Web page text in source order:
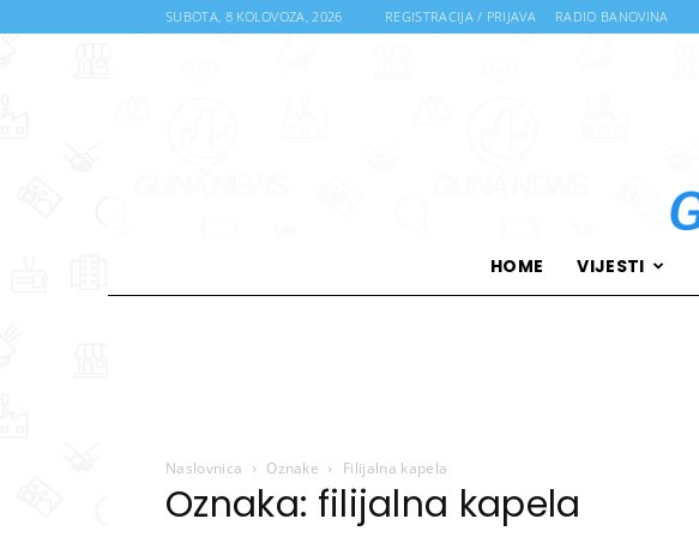
SUBOTA, 8 KOLOVOZA, 2026 REGISTRACIJA / PRIJAVA RADIO BANOVINA
HOME VIJESTI
Naslovnica Oznake Filijalna kapela
Oznaka: filijalna kapela